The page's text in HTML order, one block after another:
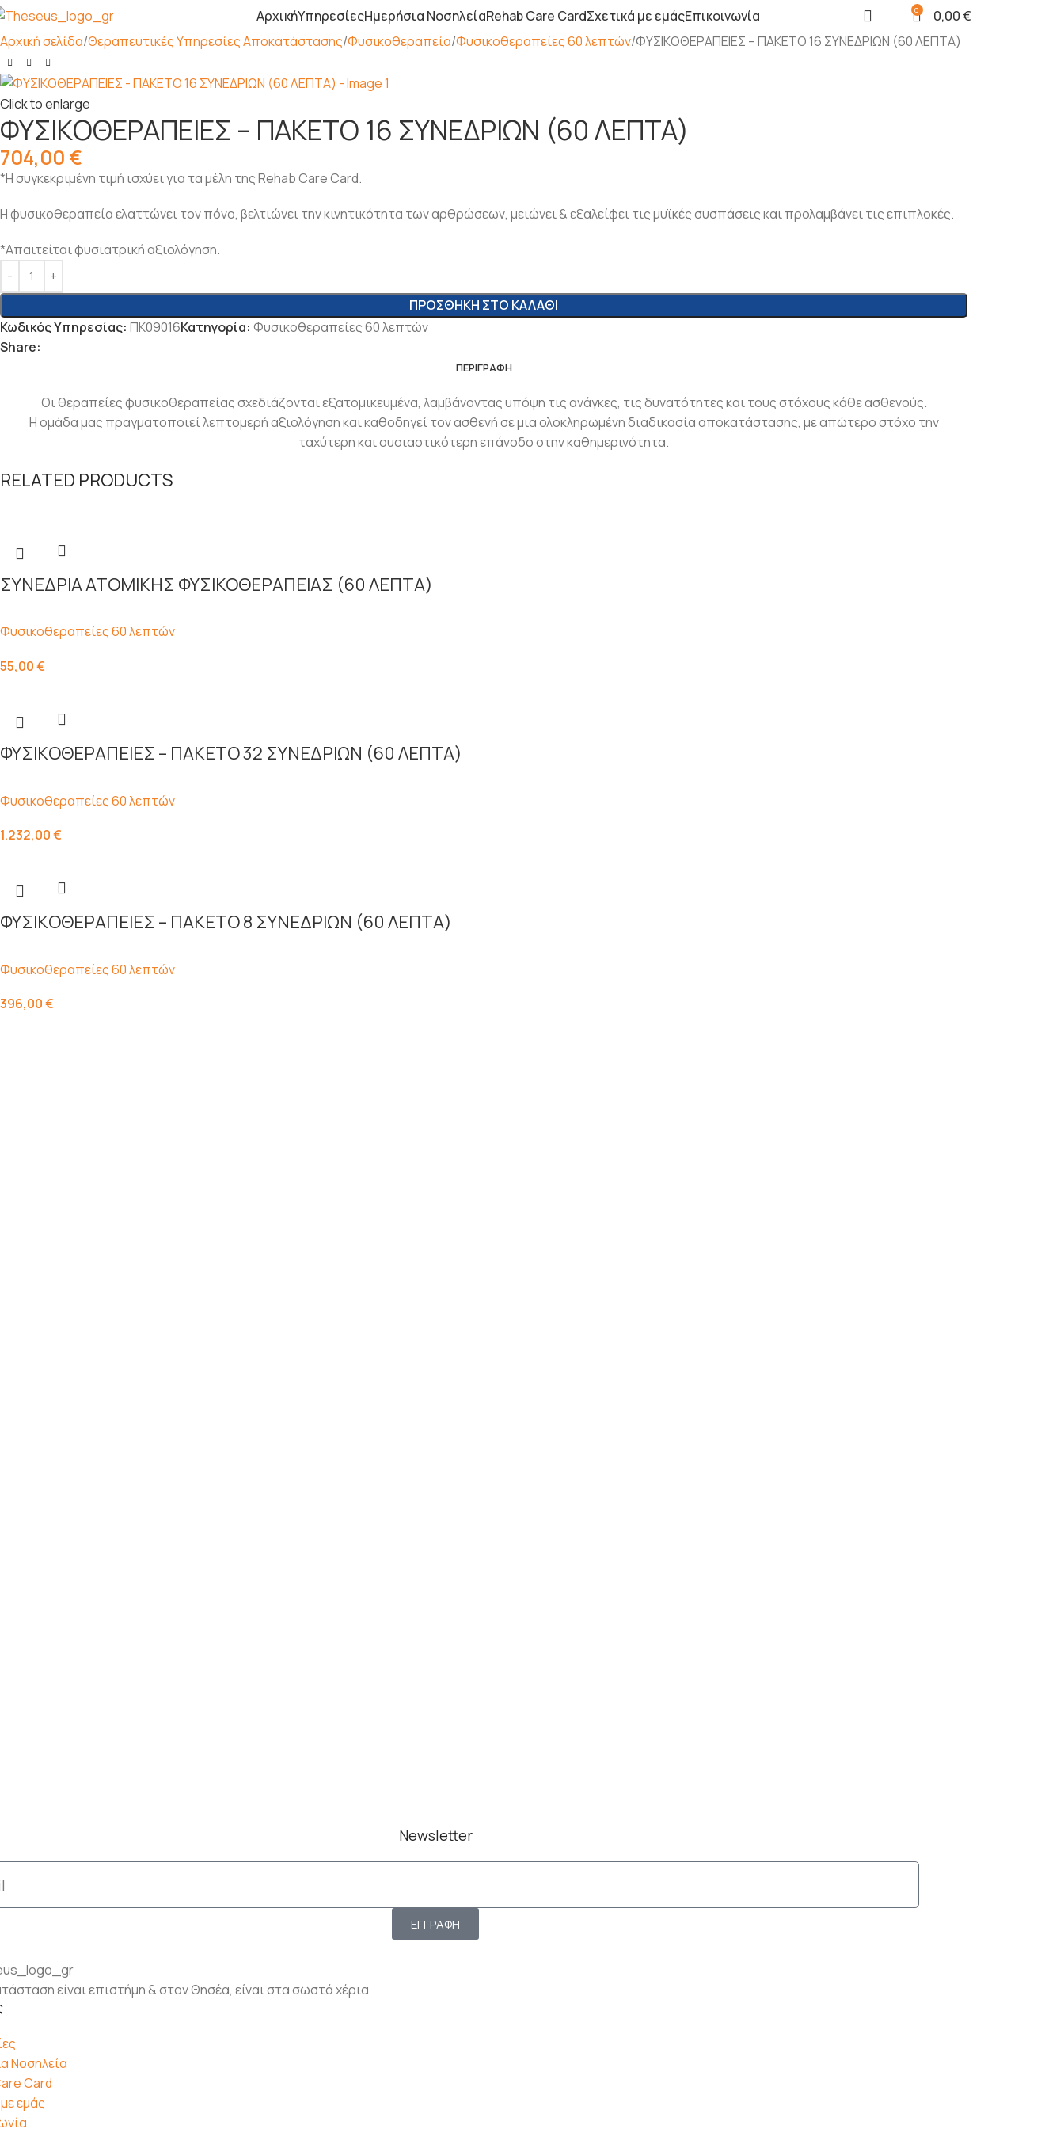
ΑρχικήΥπηρεσίεςΗμερήσια ΝοσηλείαRehab Care CardΣχετικά με εμάςΕπικοινωνία 0 0,00€
Αρχική σελίδα Θεραπευτικές Υπηρεσίες Αποκατάστασης Φυσικοθεραπεία Φυσικοθεραπείες 60 λεπτών ΦΥΣΙKΟΘΕΡΑΠΕΙΕΣ – ΠΑΚΕΤΟ 16 ΣΥΝΕΔΡΙΩΝ (60 ΛΕΠΤΑ)
Click to enlarge
ΦΥΣΙKΟΘΕΡΑΠΕΙΕΣ – ΠΑΚΕΤΟ 16 ΣΥΝΕΔΡΙΩΝ (60 ΛΕΠΤΑ)
704,00 €
*Η συγκεκριμένη τιμή ισχύει για τα μέλη της Rehab Care Card.
Η φυσικοθεραπεία ελαττώνει τον πόνο, βελτιώνει την κινητικότητα των αρθρώσεων, μειώνει & εξαλείφει τις μυϊκές συσπάσεις και προλαμβάνει τις επιπλοκές.
*Απαιτείται φυσιατρική αξιολόγηση.
ΠΡΟΣΘΉΚΗ ΣΤΟ ΚΑΛΆΘΙ
Κωδικός Υπηρεσίας: ΠΚ09016Κατηγορία: Φυσικοθεραπείες 60 λεπτών
Share:
ΠΕΡΙΓΡΑΦΉ
Οι θεραπείες φυσικοθεραπείας σχεδιάζονται εξατομικευμένα, λαμβάνοντας υπόψη τις ανάγκες, τις δυνατότητες και τους στόχους κάθε ασθενούς.
Η ομάδα μας πραγματοποιεί λεπτομερή αξιολόγηση και καθοδηγεί τον ασθενή σε μια ολοκληρωμένη διαδικασία αποκατάστασης, με απώτερο στόχο την
ταχύτερη και ουσιαστικότερη επάνοδο στην καθημερινότητα.
RELATED PRODUCTS
ΣΥΝΕΔΡΙΑ ΑΤΟΜΙΚΗΣ ΦΥΣΙΚΟΘΕΡΑΠΕΙΑΣ (60 ΛΕΠΤΑ)
Φυσικοθεραπείες 60 λεπτών
55,00€
ΦΥΣΙKΟΘΕΡΑΠΕΙΕΣ – ΠΑΚΕΤΟ 32 ΣΥΝΕΔΡΙΩΝ (60 ΛΕΠΤΑ)
Φυσικοθεραπείες 60 λεπτών
1.232,00€
ΦΥΣΙKΟΘΕΡΑΠΕΙΕΣ – ΠΑΚΕΤΟ 8 ΣΥΝΕΔΡΙΩΝ (60 ΛΕΠΤΑ)
Φυσικοθεραπείες 60 λεπτών
396,00€
Newsletter
ΕΓΓΡΑΦΗ
είναι επιστήμη & στον Θησέα, είναι στα σωστά χέρια
Νοσηλεία
Card
εμάς